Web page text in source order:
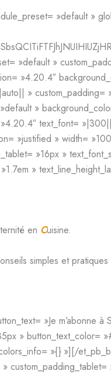
»default »
»default »
»4.20.4″
»
»
text_font=
»justified » width=
»16px »
»
en Cuisine.
simples et
»Je m’abonne
» button_text_color=
»{} »][/